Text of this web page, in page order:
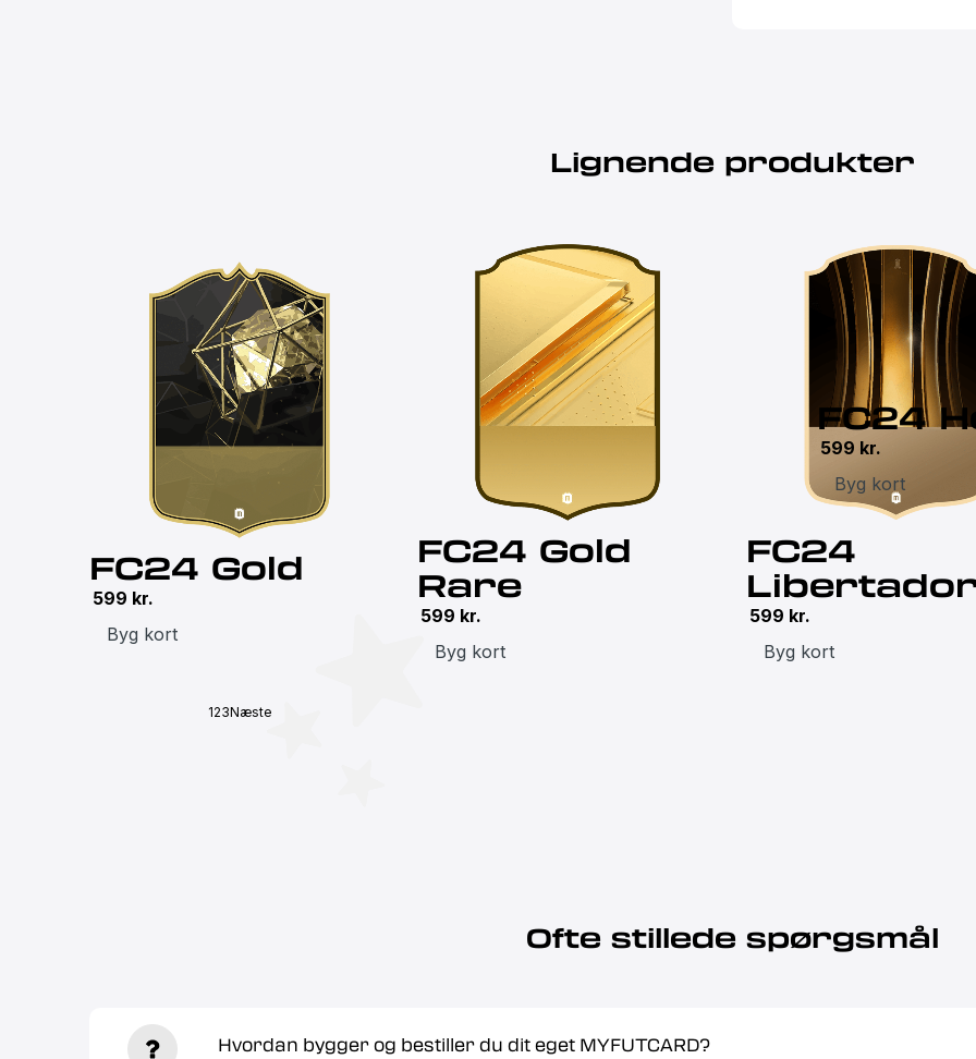
Lignende produkter
FC24 Gold
599 kr.
Byg kort
FC24 Gold
Rare
599 kr.
Byg kort
FC24
599 kr.
Byg kort
FC24
599 kr.
Byg kort
123Næste
Ofte stillede spørgsmål
Hvordan bygger og bestiller du dit eget MYFUTCARD?